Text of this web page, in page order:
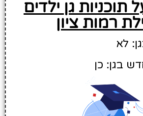
תוכניות גן ילדים
רמות ציון
לא
בגן: כן